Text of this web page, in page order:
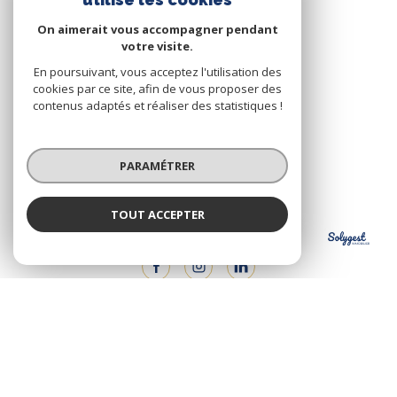
Solygest
69006Lyon
04 72 75 52 90
agence@solygest.com
NOS RÉSEAUX
Nous suivre
On aimerait vous accompagner pendant
votre visite.
En poursuivant, vous acceptez l'utilisation des
cookies par ce site, afin de vous proposer des
contenus adaptés et réaliser des statistiques !
PARAMÉTRER
TOUT ACCEPTER